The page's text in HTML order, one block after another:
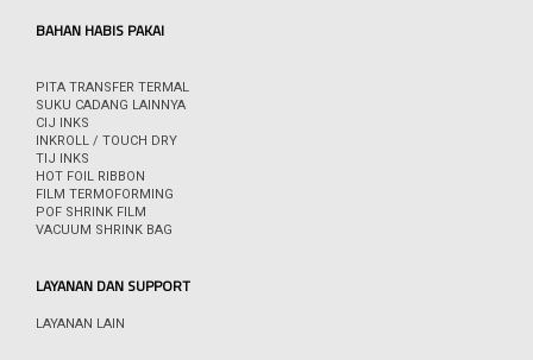
BAHAN HABIS PAKAI
PITA TRANSFER TERMAL
SUKU CADANG LAINNYA
CIJ INKS
INKROLL / TOUCH DRY
TIJ INKS
HOT FOIL RIBBON
FILM TERMOFORMING
POF SHRINK FILM
VACUUM SHRINK BAG
LAYANAN DAN SUPPORT
LAYANAN LAIN